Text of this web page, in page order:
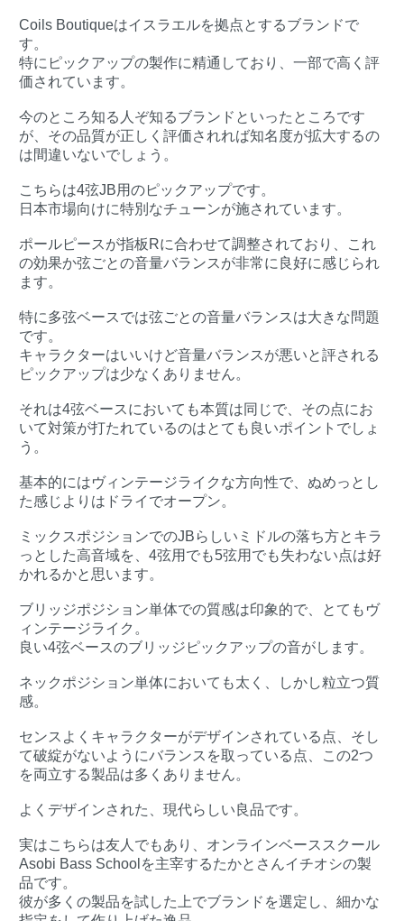
Coils Boutiqueはイスラエルを拠点とするブランドで
す。
特にピックアップの製作に精通しており、一部で高く評
価されています。
今のところ知る人ぞ知るブランドといったところです
が、その品質が正しく評価されれば知名度が拡大するの
は間違いないでしょう。
こちらは4弦JB用のピックアップです。
日本市場向けに特別なチューンが施されています。
ポールピースが指板Rに合わせて調整されており、これ
の効果か弦ごとの音量バランスが非常に良好に感じられ
ます。
特に多弦ベースでは弦ごとの音量バランスは大きな問題
です。
キャラクターはいいけど音量バランスが悪いと評される
ピックアップは少なくありません。
それは4弦ベースにおいても本質は同じで、その点にお
いて対策が打たれているのはとても良いポイントでしょ
う。
基本的にはヴィンテージライクな方向性で、ぬめっとし
た感じよりはドライでオープン。
ミックスポジションでのJBらしいミドルの落ち方とキラ
っとした高音域を、4弦用でも5弦用でも失わない点は好
かれるかと思います。
ブリッジポジション単体での質感は印象的で、とてもヴ
ィンテージライク。
良い4弦ベースのブリッジピックアップの音がします。
ネックポジション単体においても太く、しかし粒立つ質
感。
センスよくキャラクターがデザインされている点、そし
て破綻がないようにバランスを取っている点、この2つ
を両立する製品は多くありません。
よくデザインされた、現代らしい良品です。
実はこちらは友人でもあり、オンラインベーススクール
Asobi Bass Schoolを主宰するたかとさんイチオシの製
品です。
彼が多くの製品を試した上でブランドを選定し、細かな